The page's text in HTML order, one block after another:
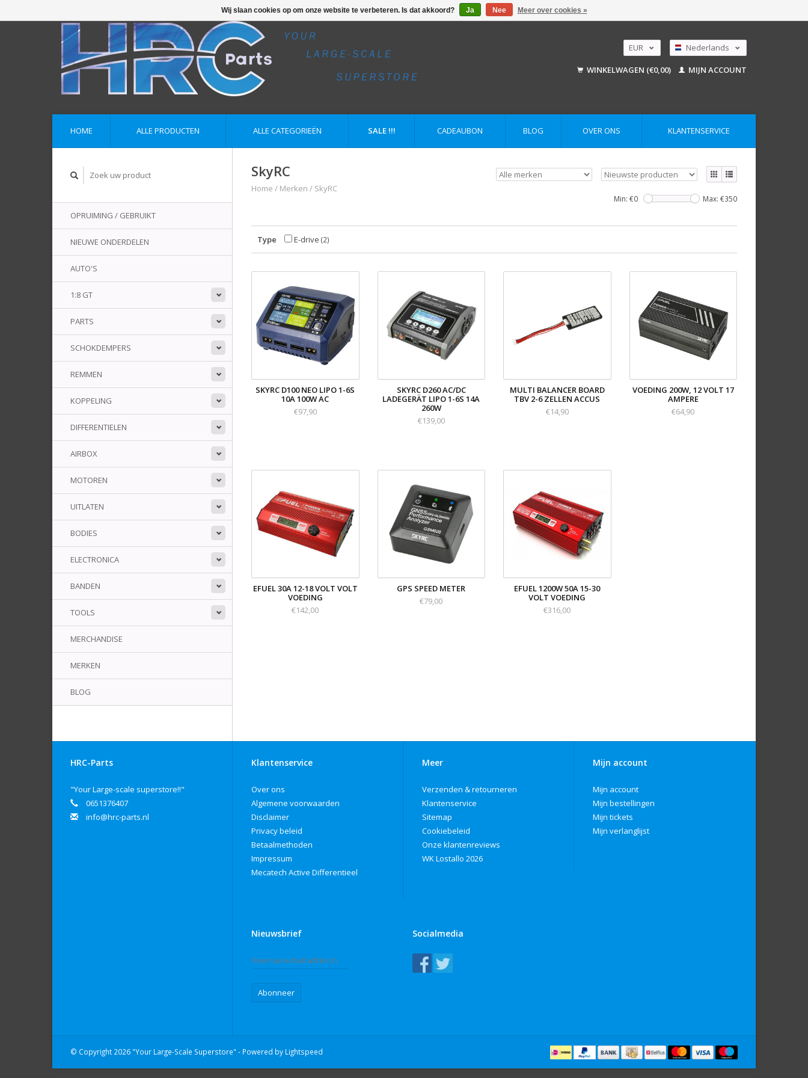
EUR
USD
Nederlands
English
WINKELWAGEN (€0,00) MIJN ACCOUNT
HOME ALLE PRODUCTEN ALLE CATEGORIEËN SALE !!! CADEAUBON BLOG OVER ONS KLANTENSERVICE
OPRUIMING / GEBRUIKT
NIEUWE ONDERDELEN
AUTO'S
1:8 GT
PARTS
SCHOKDEMPERS
REMMEN
KOPPELING
DIFFERENTIELEN
AIRBOX
MOTOREN
UITLATEN
BODIES
ELECTRONICA
BANDEN
TOOLS
MERCHANDISE
MERKEN
BLOG
SkyRC
Home / Merken / SkyRC
Min: €0 Max: €350
Type E-drive (2)
SKYRC D100 NEO LIPO 1-6S
10A 100W AC
€97,90
SKYRC D260 AC/DC
LADEGERÄT LIPO 1-6S 14A
260W
€139,00
MULTI BALANCER BOARD
TBV 2-6 ZELLEN ACCUS
€14,90
VOEDING 200W, 12 VOLT 17
AMPERE
€64,90
EFUEL 30A 12-18 VOLT VOLT
VOEDING
€142,00
GPS SPEED METER
€79,00
EFUEL 1200W 50A 15-30
VOLT VOEDING
€316,00
HRC-Parts
"Your Large-scale superstore!!"
0651376407
info@hrc-parts.nl
Klantenservice
Over ons
Algemene voorwaarden
Disclaimer
Privacy beleid
Betaalmethoden
Impressum
Mecatech Active Differentieel
Meer
Verzenden & retourneren
Klantenservice
Sitemap
Cookiebeleid
Onze klantenreviews
WK Lostallo 2026
Mijn account
Mijn account
Mijn bestellingen
Mijn tickets
Mijn verlanglijst
Nieuwsbrief
Abonneer
Socialmedia
© Copyright 2026 "Your Large-Scale Superstore" - Powered by Lightspeed
Wij slaan cookies op om onze website te verbeteren. Is dat akkoord? Ja Nee Meer over cookies »